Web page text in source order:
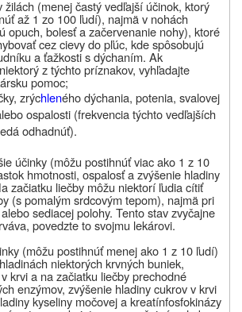
žilách (menej častý vedľajší účinok, ktorý
až 1 zo 100 ľudí), najmä v nohách
opuch, bolesť a začervenanie nohy), ktoré
cez cievy do pľúc, kde spôsobujú
a ťažkosti s dýchaním. Ak
z týchto príznakov, vyhľadajte
pomoc;
zrýchleného dýchania, potenia, svalovej
ospalosti (frekvencia týchto vedľajších
odhadnúť).
účinky (môžu postihnúť viac ako 1 z 10
hmotnosti, ospalosť a zvýšenie hladiny
začiatku liečby môžu niektorí ľudia cítiť
(s pomalým srdcovým tepom), najmä pri
sediacej polohy. Tento stav zvyčajne
povedzte to svojmu lekárovi.
(môžu postihnúť menej ako 1 z 10 ľudí)
niektorých krvných buniek,
krvi a na začiatku liečby prechodné
enzýmov, zvýšenie hladiny cukrov v krvi
kyseliny močovej a kreatínfosfokinázy